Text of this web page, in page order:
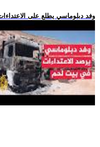
.. وفد دبلوماسي يطلع على